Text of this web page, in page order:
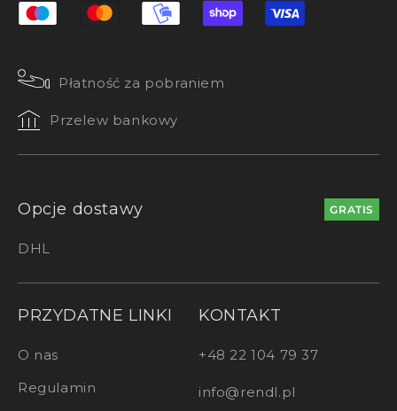
Płatność za pobraniem
Przelew bankowy
Opcje dostawy GRATIS
DHL
PRZYDATNE LINKI
O nas
Regulamin
KONTAKT
+48 22 104 79 37
info@rendl.pl